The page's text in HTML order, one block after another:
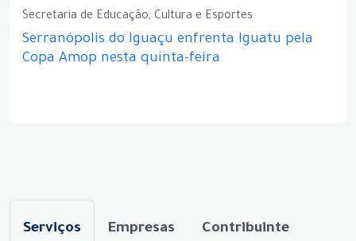
Secretaria de Educação, Cultura e Esportes
Serranópolis do Iguaçu enfrenta Iguatu pela
Copa Amop nesta quinta-feira
Serviços Empresas Contribuinte